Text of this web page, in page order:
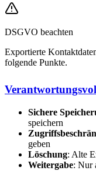
DSGVO beachten
Exportierte
folgende Punkte.
Sichere
speichern
geben
Löschung: Alte
Weitergabe: Nur